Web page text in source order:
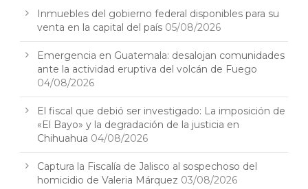
Inmuebles del gobierno federal disponibles para su
venta en la capital del país 05/08/2026
Emergencia en Guatemala: desalojan comunidades
ante la actividad eruptiva del volcán de Fuego
04/08/2026
El fiscal que debió ser investigado: La imposición de
«El Bayo» y la degradación de la justicia en
Chihuahua 04/08/2026
Captura la Fiscalía de Jalisco al sospechoso del
homicidio de Valeria Márquez 03/08/2026